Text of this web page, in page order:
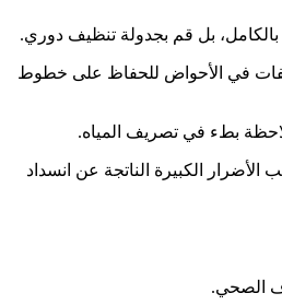
في الأحواض للحفاظ على خطوط
الأضرار الكبيرة الناتجة عن انسداد
الصحي.